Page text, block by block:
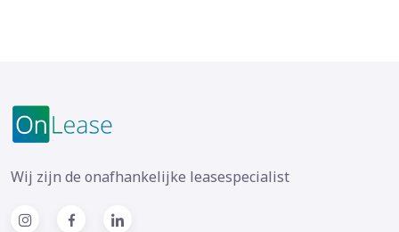
Wij zijn de onafhankelijke leasespecialist